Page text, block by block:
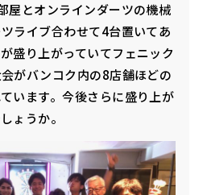
屋とオンラインダーツの機械
ライブ合わせて4台置いてあ
盛り上がっていてフェニック
がバンコク内の8店舗ほどの
います。今後さらに盛り上が
ょうか。